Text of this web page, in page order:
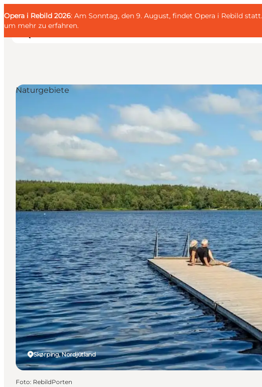
Opera i Rebild 2026: Am Sonntag, den 9. August, findet Opera i Rebild
um mehr zu erfahren.
Liebespaar
Entdecker
Aktive
KALENDER & EVENTS
KARTEN
REISEPLANUNG
GästeDeutsch
Skørping, Nordjütland
Naturgebiete
Foto: RebildPorten